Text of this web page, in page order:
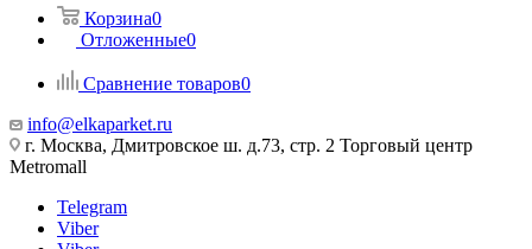
Корзина0
Отложенные0
Сравнение товаров0
info@elkaparket.ru
г. Москва, Дмитровское ш. д.73, стр. 2 Торговый центр
Metromall
Telegram
Viber